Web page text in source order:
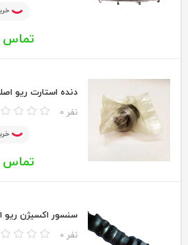
تماس
دنده استارت ریو
0 نفر
تماس
سنسور اکسیژن ریو
0 نفر